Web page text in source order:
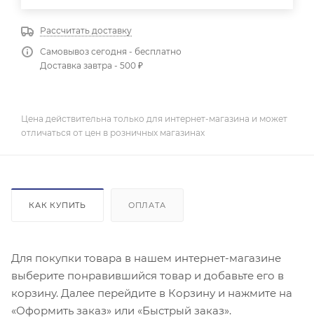
Рассчитать доставку
Самовывоз сегодня - бесплатно
Доставка завтра - 500 ₽
Цена действительна только для интернет-магазина и может
отличаться от цен в розничных магазинах
КАК КУПИТЬ ОПЛАТА
Для покупки товара в нашем интернет-магазине
выберите понравившийся товар и добавьте его в
корзину. Далее перейдите в Корзину и нажмите на
«Оформить заказ» или «Быстрый заказ».